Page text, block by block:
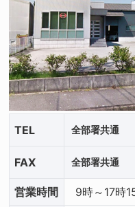
TEL 全部署共通
FAX 全部署共通
営業時間
9時～17時